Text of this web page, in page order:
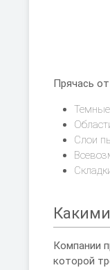
Прячась
Темные
Слои
Компании
которой